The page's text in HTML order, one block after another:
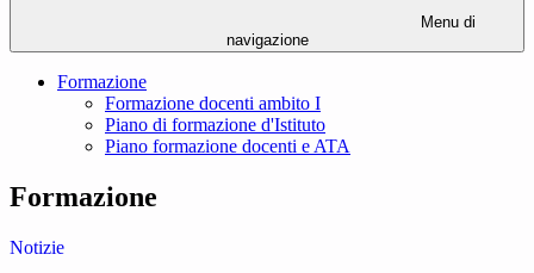
Menu di
navigazione
Formazione
Formazione docenti ambito I
Piano di formazione d'Istituto
Piano formazione docenti e ATA
Formazione
Notizie